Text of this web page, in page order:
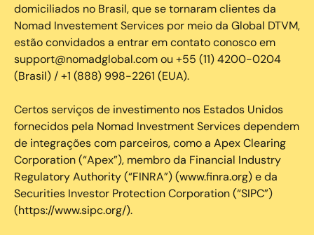
domiciliados no Brasil, que se tornaram clientes da
Nomad Investement Services por meio da Global DTVM,
estão convidados a entrar em contato conosco em
support@nomadglobal.com ou +55 (11) 4200-0204
(Brasil) / +1 (888) 998-2261 (EUA).
Certos serviços de investimento nos Estados Unidos
fornecidos pela Nomad Investment Services dependem
de integrações com parceiros, como a Apex Clearing
Corporation (“Apex”), membro da Financial Industry
Regulatory Authority (“FINRA”) (www.finra.org) e da
Securities Investor Protection Corporation (“SIPC”)
(https://www.sipc.org/).